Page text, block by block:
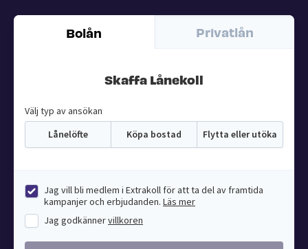
Bolån Privatlån
Skaffa Lånekoll
Välj typ av ansökan
Lånelöfte
Köpa bostad Flytta eller utöka
Jag vill bli medlem i Extrakoll för att ta del av framtida
kampanjer och erbjudanden. Läs mer
Jag godkännervillkoren